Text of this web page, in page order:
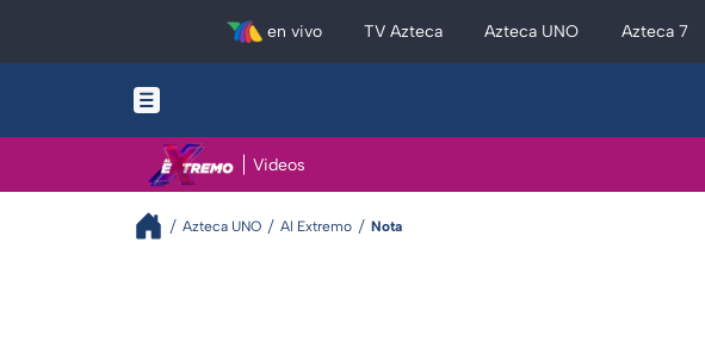
en vivo TV Azteca Azteca UNO Azteca 7
Videos
Azteca UNO Al Extremo Nota